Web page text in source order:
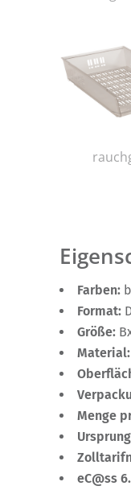
Farben:
Format:
Größe:
Material:
Menge
eC@ss